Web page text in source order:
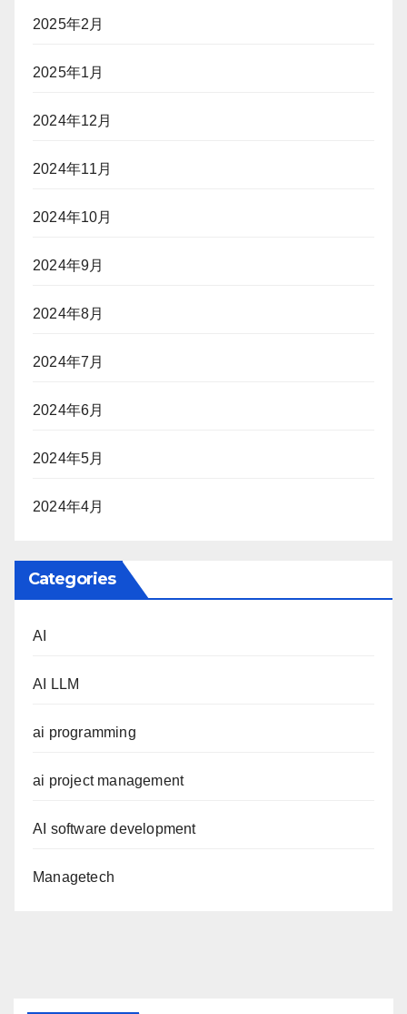
2025年2月
2025年1月
2024年12月
2024年11月
2024年10月
2024年9月
2024年8月
2024年7月
2024年6月
2024年5月
2024年4月
Categories
AI
AI LLM
ai programming
ai project management
AI software development
Managetech